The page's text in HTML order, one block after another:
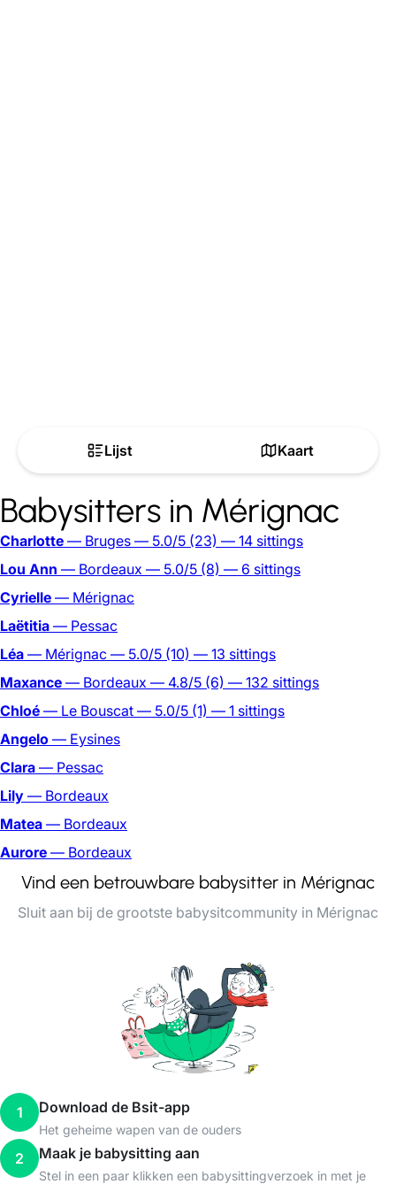
Lijst Kaart
Babysitters in Mérignac
Charlotte — Bruges — 5.0/5 (23) — 14 sittings
Lou Ann — Bordeaux — 5.0/5 (8) — 6 sittings
Cyrielle — Mérignac
Laëtitia — Pessac
Léa — Mérignac — 5.0/5 (10) — 13 sittings
Maxance — Bordeaux — 4.8/5 (6) — 132 sittings
Chloé — Le Bouscat — 5.0/5 (1) — 1 sittings
Angelo — Eysines
Clara — Pessac
Lily — Bordeaux
Matea — Bordeaux
Aurore — Bordeaux
Vind een betrouwbare babysitter in Mérignac
Sluit aan bij de grootste babysitcommunity in Mérignac
1 Download de Bsit-app
Het geheime wapen van de ouders
2 Maak je babysitting aan
Stel in een paar klikken een babysittingverzoek in met je